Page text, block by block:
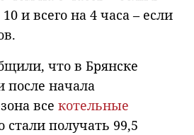
и всего на 4 часа – если
что в Брянске
после начала
все котельные
стали получать 99,5